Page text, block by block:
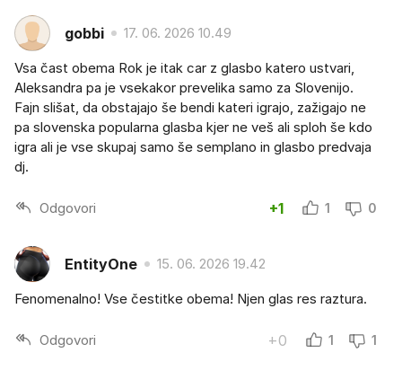
gobbi 17. 06. 2026 10.49
Vsa čast obema Rok je itak car z glasbo katero ustvari,
Aleksandra pa je vsekakor prevelika samo za Slovenijo.
Fajn slišat, da obstajajo še bendi kateri igrajo, zažigajo ne
pa slovenska popularna glasba kjer ne veš ali sploh še kdo
igra ali je vse skupaj samo še semplano in glasbo predvaja
dj.
Odgovori +1 1 0
EntityOne 15. 06. 2026 19.42
Fenomenalno! Vse čestitke obema! Njen glas res raztura.
Odgovori +0 1 1